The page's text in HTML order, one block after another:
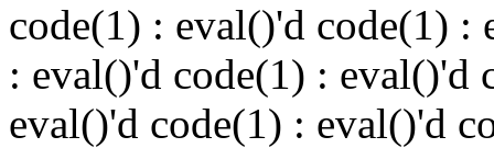
code(1) : eval()'d code(1) :
: eval()'d code(1) : eval()'d
eval()'d code(1) : eval()'d